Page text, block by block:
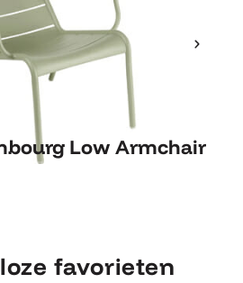
Low Armchair
Low
favorieten